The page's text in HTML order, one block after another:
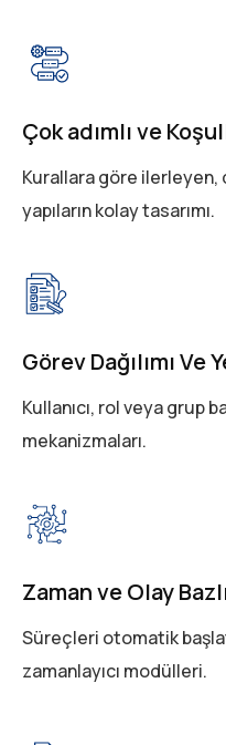
Çok adımlı ve
Kurallara göre
yapıların kolay tasarımı.
Görev Dağılımı
Kullanıcı, rol veya grup
mekanizmaları.
Zaman ve Olay
Süreçleri otomatik
zamanlayıcı modülleri.